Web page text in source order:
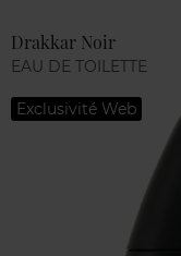
Drakkar Noir
EAU DE TOILETTE
Exclusivité Web